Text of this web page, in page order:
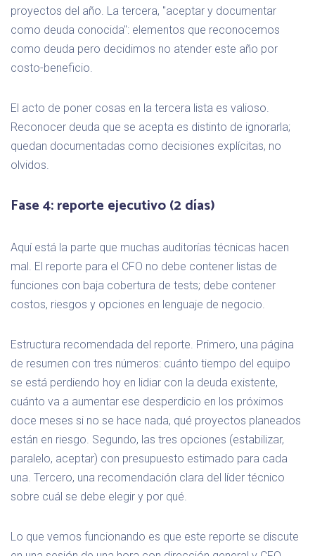
proyectos del año. La tercera, "aceptar y documentar
como deuda conocida": elementos que reconocemos
como deuda pero decidimos no atender este año por
costo-beneficio.
El acto de poner cosas en la tercera lista es valioso.
Reconocer deuda que se acepta es distinto de ignorarla;
quedan documentadas como decisiones explícitas, no
olvidos.
Fase 4: reporte ejecutivo (2 días)
Aquí está la parte que muchas auditorías técnicas hacen
mal. El reporte para el CFO no debe contener listas de
funciones con baja cobertura de tests; debe contener
costos, riesgos y opciones en lenguaje de negocio.
Estructura recomendada del reporte. Primero, una página
de resumen con tres números: cuánto tiempo del equipo
se está perdiendo hoy en lidiar con la deuda existente,
cuánto va a aumentar ese desperdicio en los próximos
doce meses si no se hace nada, qué proyectos planeados
están en riesgo. Segundo, las tres opciones (estabilizar,
paralelo, aceptar) con presupuesto estimado para cada
una. Tercero, una recomendación clara del líder técnico
sobre cuál se debe elegir y por qué.
Lo que vemos funcionando es que este reporte se discute